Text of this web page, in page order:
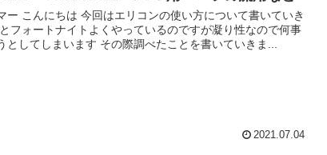
ー こんにちは 今回はエリコンの使い方について書いていき
フォートナイトよくやっているのですが凝り性なので何事
としてしまいます その際調べたことを書いていきま...
2021.07.04